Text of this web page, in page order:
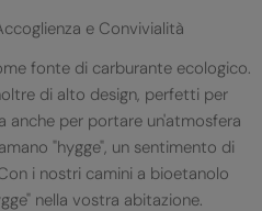
e Convivialità
fonte di carburante ecologico.
di alto design, perfetti per
anche per portare un'atmosfera
"hygge", un sentimento di
i nostri camini a bioetanolo
nella vostra abitazione.